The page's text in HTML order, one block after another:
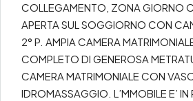
COLLEGAMENTO, ZONA GIORNO
APERTA SUL SOGGIORNO CON
2° P. AMPIA CAMERA
COMPLETO DI GENEROSA
CAMERA MATRIMONIALE CON
IDROMASSAGGIO. L’MMOBILE E’ IN